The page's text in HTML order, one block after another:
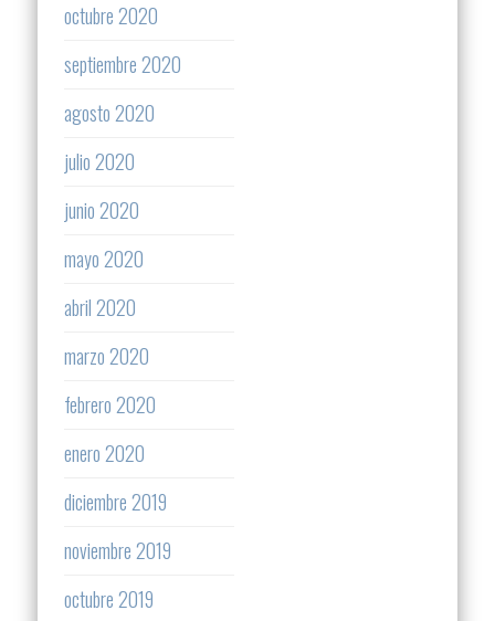
octubre 2020
septiembre 2020
agosto 2020
julio 2020
junio 2020
mayo 2020
abril 2020
marzo 2020
febrero 2020
enero 2020
diciembre 2019
noviembre 2019
octubre 2019